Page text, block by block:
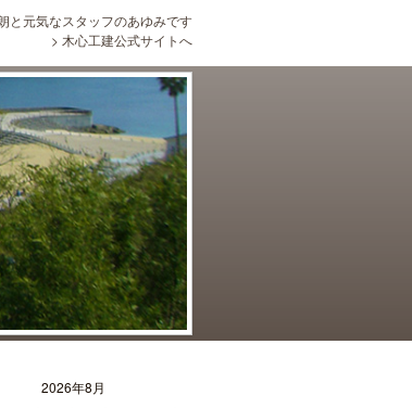
元気なスタッフのあゆみです
> 木心工建公式サイトへ
2026年8月